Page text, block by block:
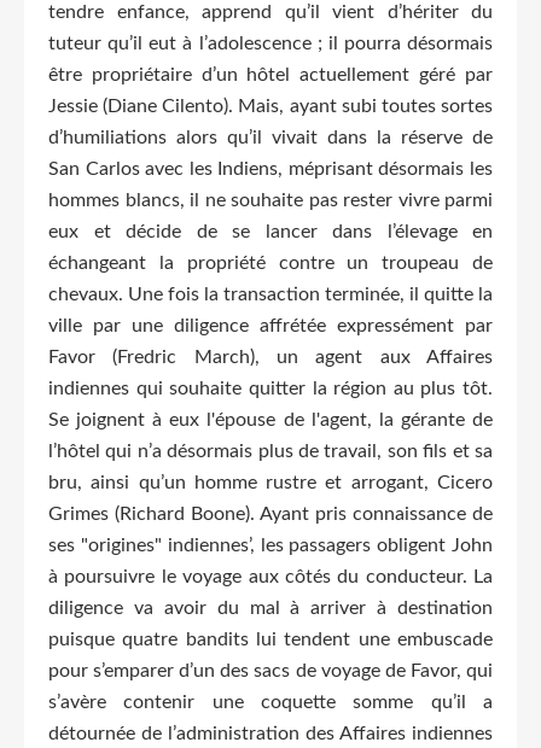
tendre enfance, apprend qu’il vient d’hériter du
tuteur qu’il eut à l’adolescence ; il pourra désormais
être propriétaire d’un hôtel actuellement géré par
Jessie (Diane Cilento). Mais, ayant subi toutes sortes
d’humiliations alors qu’il vivait dans la réserve de
San Carlos avec les Indiens, méprisant désormais les
hommes blancs, il ne souhaite pas rester vivre parmi
eux et décide de se lancer dans l’élevage en
échangeant la propriété contre un troupeau de
chevaux. Une fois la transaction terminée, il quitte la
ville par une diligence affrétée expressément par
Favor (Fredric March), un agent aux Affaires
indiennes qui souhaite quitter la région au plus tôt.
Se joignent à eux l'épouse de l'agent, la gérante de
l’hôtel qui n’a désormais plus de travail, son fils et sa
bru, ainsi qu’un homme rustre et arrogant, Cicero
Grimes (Richard Boone). Ayant pris connaissance de
ses "origines" indiennes’, les passagers obligent John
à poursuivre le voyage aux côtés du conducteur. La
diligence va avoir du mal à arriver à destination
puisque quatre bandits lui tendent une embuscade
pour s’emparer d’un des sacs de voyage de Favor, qui
s’avère contenir une coquette somme qu’il a
détournée de l’administration des Affaires indiennes